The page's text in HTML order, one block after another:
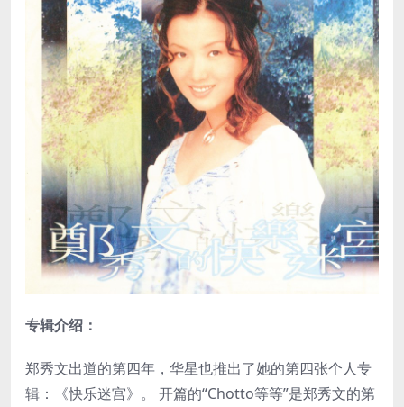
专辑介绍：
郑秀文出道的第四年，华星也推出了她的第四张个人专
辑：《快乐迷宫》。 开篇的“Chotto等等”是郑秀文的第